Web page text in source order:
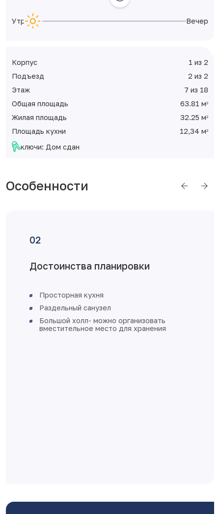
Утро Вечер
Корпус
1 из 2
Подъезд
2 из 2
Этаж
7 из 18
Общая площадь
63.81 м2
Жилая площадь 32.25 м2
Площадь кухни 12,34 м2
ключи: Дом сдан
Особенности
для хранения
Отделка от
подоконников